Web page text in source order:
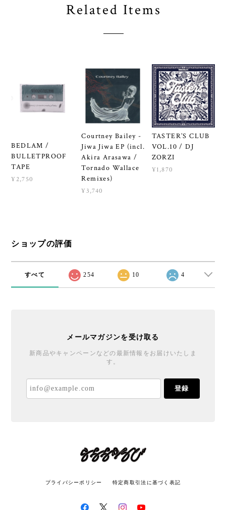
Related Items
BEDLAM /
BULLETPROOF
TAPE
¥2,750
Courtney Bailey -
Jiwa Jiwa EP (incl.
Akira Arasawa /
Tornado Wallace
Remixes)
¥3,740
TASTER’S CLUB
VOL.10 / DJ
ZORZI
¥1,870
ショップの評価
すべて 254 10 4
メールマガジンを受け取る
新商品やキャンペーンなどの最新情報をお届けいたしま
す。
登録
プライバシーポリシー 特定商取引法に基づく表記